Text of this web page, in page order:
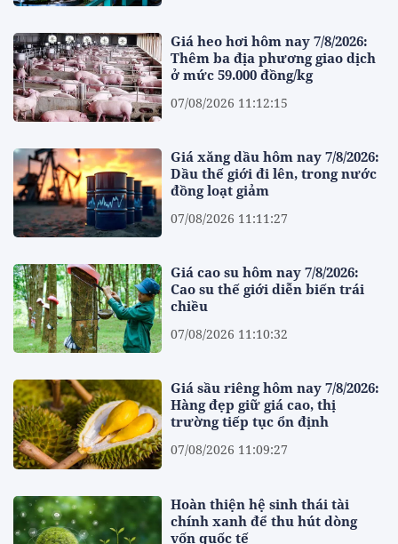
Giá heo hơi hôm nay 7/8/2026:
Thêm ba địa phương giao dịch
ở mức 59.000 đồng/kg
07/08/2026 11:12:15
Giá xăng dầu hôm nay 7/8/2026:
Dầu thế giới đi lên, trong nước
đồng loạt giảm
07/08/2026 11:11:27
Giá cao su hôm nay 7/8/2026:
Cao su thế giới diễn biến trái
chiều
07/08/2026 11:10:32
Giá sầu riêng hôm nay 7/8/2026:
Hàng đẹp giữ giá cao, thị
trường tiếp tục ổn định
07/08/2026 11:09:27
Hoàn thiện hệ sinh thái tài
chính xanh để thu hút dòng
vốn quốc tế